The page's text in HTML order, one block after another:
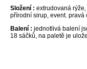
Složení : extrudovaná
přírodní sirup, event. pravá
Balení : jednotlivá balení
18 sáčků, na paletě je